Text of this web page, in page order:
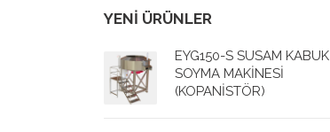
YENİ ÜRÜNLER
EYG150-S SUSAM KABUK
SOYMA MAKİNESİ
(KOPANİSTÖR)